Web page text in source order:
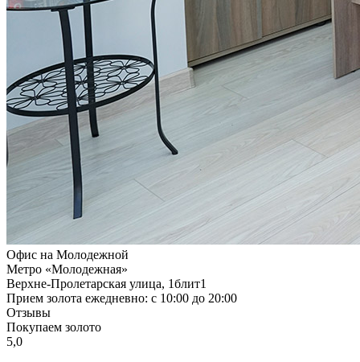
Офис на Молодежной
Метро «Молодежная»
Верхне-Пролетарская улица, 1блит1
Прием золота ежедневно: с 10:00 до 20:00
Отзывы
Покупаем золото
5,0